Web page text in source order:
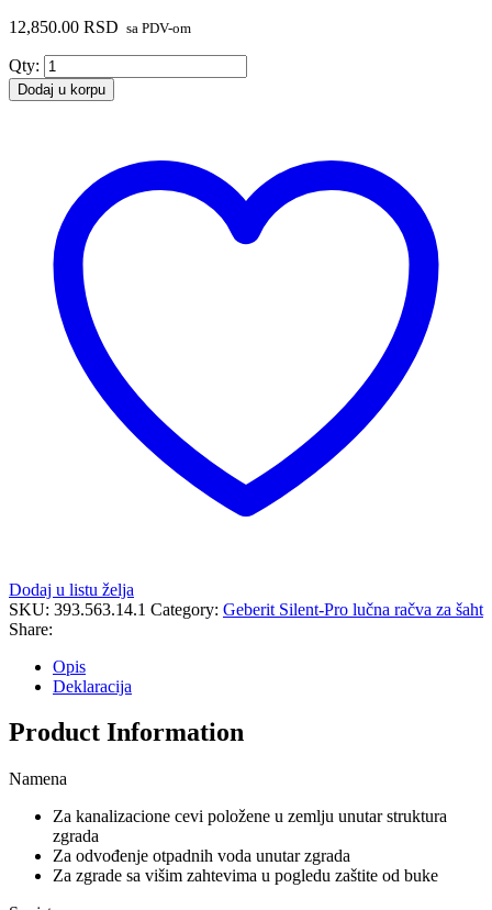
12,850.00 RSD sa PDV-om
Qty: Geberit
Silent-
Pro
87,5°
priključkom
desno
110/75/110
količina
Dodaj u korpu
Dodaj u listu želja
SKU: 393.563.14.1 Category: Geberit Silent-Pro lučna račva za šaht
Share:
Opis
Deklaracija
Product Information
Namena
Za kanalizacione cevi položene u zemlju unutar struktura
zgrada
Za odvođenje otpadnih voda unutar zgrada
Za zgrade sa višim zahtevima u pogledu zaštite od buke